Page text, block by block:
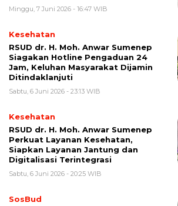
Minggu, 7 Juni 2026 - 16:47 WIB
Kesehatan
RSUD dr. H. Moh. Anwar Sumenep
Siagakan Hotline Pengaduan 24
Jam, Keluhan Masyarakat Dijamin
Ditindaklanjuti
Sabtu, 6 Juni 2026 - 23:13 WIB
Kesehatan
RSUD dr. H. Moh. Anwar Sumenep
Perkuat Layanan Kesehatan,
Siapkan Layanan Jantung dan
Digitalisasi Terintegrasi
Sabtu, 6 Juni 2026 - 20:25 WIB
SosBud